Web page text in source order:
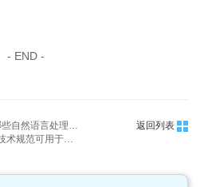
- END -
上一篇：BM1684X核心板支持哪些自然语言处理类算法？
返回列表
下一篇：有哪些常见的安装调试技术规范可用于监控AI分析盒子？